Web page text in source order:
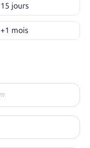
15 jours
+1 mois